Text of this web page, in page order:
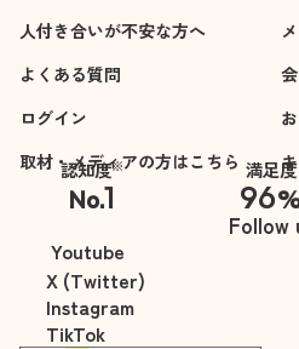
人付き合いが不安な方へ
よくある質問
ログイン
取材・メディアの方はこちら
認知度※
No.1
※自社調べ
満足度
96
Follow
Youtube
X (Twitter)
Instagram
TikTok